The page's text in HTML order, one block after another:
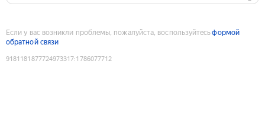
Если у вас возникли проблемы, пожалуйста, воспользуйтесьформой
обратной связи
9181181877724973317:1786077712